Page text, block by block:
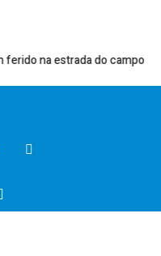
na estrada do campo